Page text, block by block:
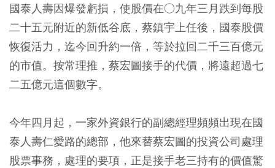
國泰人壽因爆發虧損，使股價在○九年三月跌到每股
二十五元附近的新低谷底，蔡鎮宇上任後，國泰股價
恢復活力，迄今回升約一倍，等於拉回二千三百億元
的市值。按常理推，蔡宏圖接手的代價，將遠超過七
二五億元這個數字。
今年四月起，一家外資銀行的副總經理頻頻出現在國
泰人壽仁愛路的總部，他來替蔡宏圖的投資公司處理
股票事務，處理的要項，正是接手老三持有的價值驚